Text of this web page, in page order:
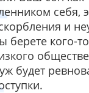
себя,
и
берете кого-
будет